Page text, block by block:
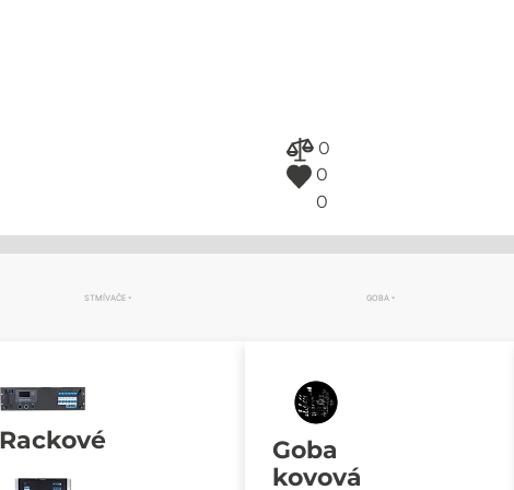
0
0
0
STMÍVAČE
Rackové
GOBA
Goba
kovová